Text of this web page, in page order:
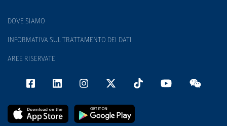
DOVE SIAMO
INFORMATIVA SUL TRATTAMENTO DEI DATI
AREE RISERVATE